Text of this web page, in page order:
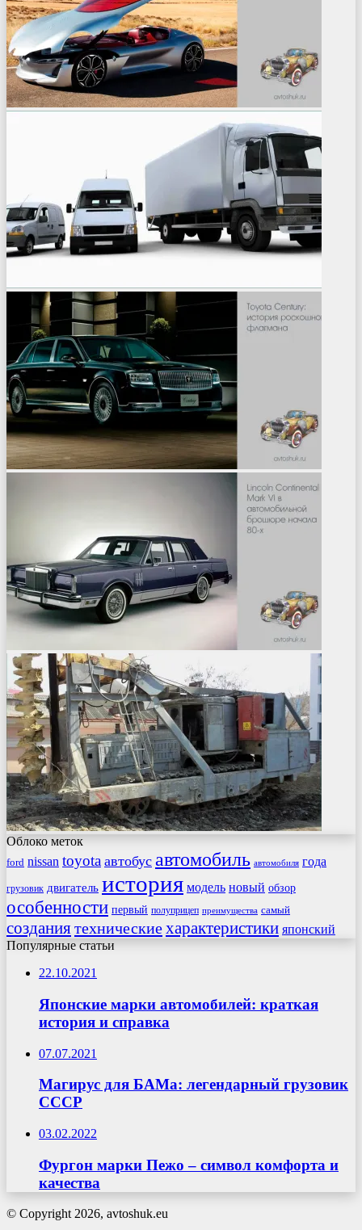
Облоко меток
ford nissan toyota автобус автомобиль автомобиля года
грузовик двигатель история модель новый обзор
особенности первый полуприцеп преимущества самый
созданиятехническиехарактеристики японский
Популярные статьи
22.10.2021
Японские марки автомобилей: краткая
история и справка
07.07.2021
Магирус для БАМа: легендарный грузовик
СССР
03.02.2022
Фургон марки Пежо – символ комфорта и
качества
© Copyright 2026, avtoshuk.eu